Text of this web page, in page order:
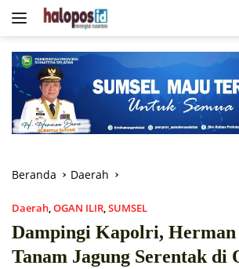
Langsung
Beranda Daerah
Daerah OGAN ILIR SUMSEL
Dampingi Kapolri,
Tanam Jagung Serentak di